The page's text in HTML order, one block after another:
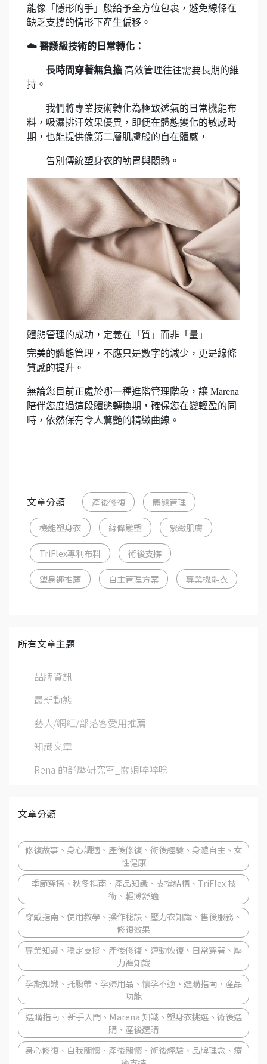
能像「隱形的手」般給予全方位包裹，避免線條在
缺乏支撐的情形下產生偏移。
☁️ 醫護級技術的日常轉化：
長時間穿著無負擔 高效管理往往需要長期的維
持。
我們將專業技術轉化為極致透氣的日常機能布
料，吸濕排汗效果優異，即便在體態變化的敏感時
期，也能提供像第二層肌膚般的自在體感，
告別傳統塑身衣的勒胃與悶熱。
體態管理的成功，定義在「質」而非「量」
完美的體態管理，不應只是數字的減少，更是線條
質感的提升。
無論您目前正處於哪一種進階管理階段，讓 Marena
陪伴您度過這段體態轉換期，確保您在變輕盈的同
時，依然保有令人驚艷的精緻曲線。
文章分類 產後修復 體態管理
機能塑身衣 線條雕塑 緊緻肌膚
TriFlex專利布料 術後支撐
塑身褲推薦 自主管理方案 專業機能衣
所有文章主題
品牌資訊
最新動態
藝人/網紅/部落客愛用推薦
知識文章
Rena 的舒壓研究室_闆娘啐啐唸
文章分類
修復故事、身心調適、產後修復、術後經驗、身體自主、女
性健康
季節穿搭、秋冬指南、產品知識、支撐結構、TriFlex 技
術、輕薄舒適
穿戴指南、使用教學、操作秘訣、壓力衣知識、售後服務、
修復效果
專業知識、穩定支撐、產後修復、運動恢復、日常穿著、壓
力褲知識
孕期知識、托腹帶、孕婦用品、懷孕不適、選購指南、產品
功能
選購指南、新手入門、Marena 知識、塑身衣挑選、術後選
購、產後選購
身心修復、自我關懷、產後關懷、術後經驗、品牌理念、療